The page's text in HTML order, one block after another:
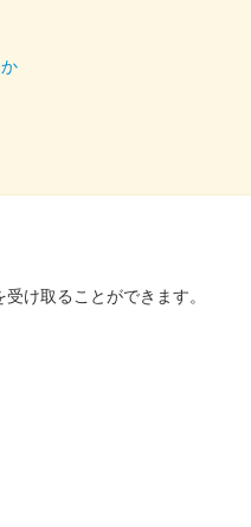
け取ることができます。